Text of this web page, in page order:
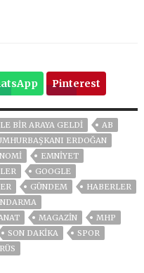
Pinterest
BIR ARAYA GELDI
AB
ERDOĞAN
EMNİYET
GOOGLE
GÜNDEM
HABERLER
MAGAZİN
MHP
SON DAKIKA
SPOR